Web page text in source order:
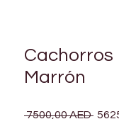
Cachorros
Marrón
7500,00 AED